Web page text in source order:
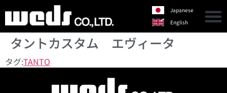
Japanese
English
タントカスタム エヴィータ
タグ:TANTO